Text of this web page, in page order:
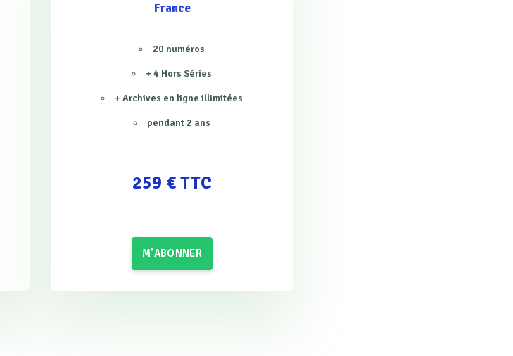
France
20 numéros
+ 4 Hors Séries
+ Archives en ligne illimitées
pendant 2 ans
259 € TTC
M'ABONNER